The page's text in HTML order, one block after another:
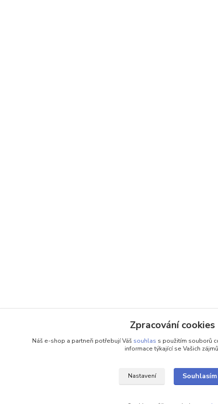
Zpracování cookies
Náš e-shop a partneři potřebují Váš souhlas s použitím souborů
informace týkající se Vašich
Nastavení Souhlasím